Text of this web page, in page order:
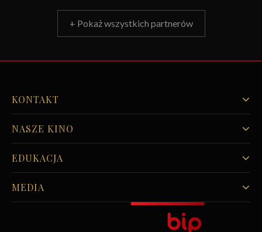
+ Pokaż wszystkich partnerów
KONTAKT
NASZE KINO
EDUKACJA
MEDIA